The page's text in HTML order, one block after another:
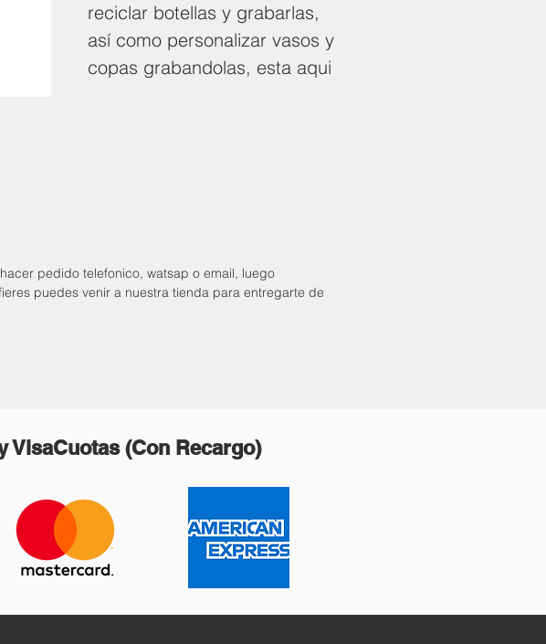
reciclar botellas y grabarlas,
así como personalizar vasos y
copas grabandolas, esta aqui
pedido telefonico, watsap o email, luego
puedes venir a nuestra tienda para entregarte de
VisaCuotas (Con Recargo)